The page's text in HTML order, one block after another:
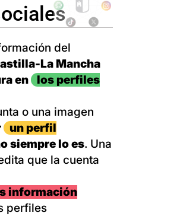
del
La Mancha
en
los perfiles
o una imagen
un perfil
siempre lo es. Una
que la cuenta
información
perfiles